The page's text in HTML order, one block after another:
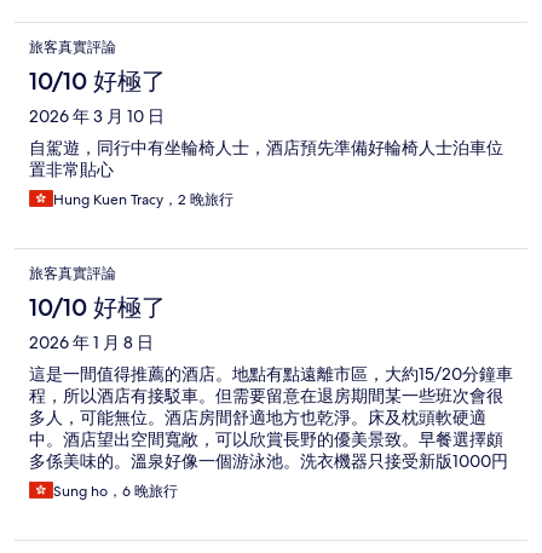
旅客真實評論
10/10 好極了
2026 年 3 月 10 日
自駕遊，同行中有坐輪椅人士，酒店預先準備好輪椅人士泊車位
置非常貼心
Hung Kuen Tracy，2 晚旅行
旅客真實評論
10/10 好極了
2026 年 1 月 8 日
這是一間值得推薦的酒店。地點有點遠離市區，大約15/20分鐘車
程，所以酒店有接駁車。但需要留意在退房期間某一些班次會很
多人，可能無位。酒店房間舒適地方也乾淨。床及枕頭軟硬適
中。酒店望出空間寬敞，可以欣賞長野的優美景致。早餐選擇頗
多係美味的。溫泉好像一個游泳池。洗衣機器只接受新版1000円
纸幣，所以最好自己準備充足100円硬幣。前台的職員英文程度
欠佳，通常用手機翻譯為主，個別比較寬容。總體而言不錯。期
Sung ho，6 晚旅行